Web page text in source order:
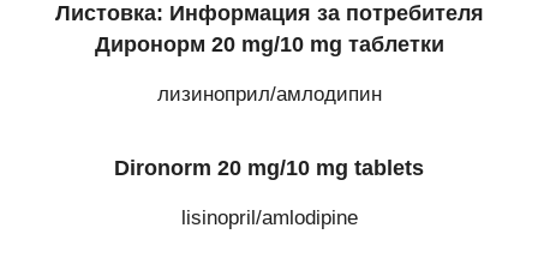
Листовка: Информация за потребителя
Диронорм 20 mg/10 mg таблетки
лизиноприл/амлодипин
Dironorm 20 mg/10 mg tablets
lisinopril/amlodipine